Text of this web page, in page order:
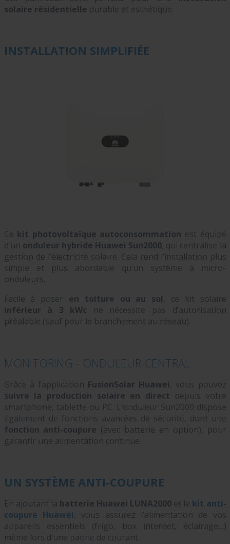
solaire résidentielle durable et esthétique.
INSTALLATION SIMPLIFIÉE
Ce kit photovoltaïque autoconsommation est équipé
d’un onduleur hybride Huawei Sun2000 , qui centralise la
gestion de l’électricité solaire. Cela rend l’installation plus
simple et plus abordable qu’un système à micro-
onduleurs.
Facile à poser en toiture ou au sol , ce kit solaire
inférieur à 3 kWc ne nécessite pas d’autorisation
préalable (sauf pour le branchement au réseau).
MONITORING - ONDULEUR CENTRAL
Grâce à l’application FusionSolar Huawei , vous pouvez
suivre la production solaire en direct depuis votre
smartphone, tablette ou PC. L’onduleur Sun2000 dispose
également de fonctions avancées de sécurité, dont une
fonction anti-coupure (avec batterie en option), pour
garantir une alimentation continue.
UN SYSTÈME ANTI-COUPURE
En ajoutant la batterie Huawei LUNA2000 et le kit anti-
coupure Huawei , vous assurez l’alimentation de vos
appareils essentiels (frigo, box internet, éclairage…)
même lors d’une panne de courant.